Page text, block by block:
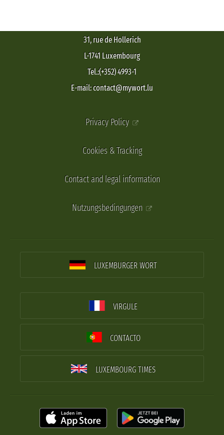
31, rue de Hollerich
L-1741 Luxembourg
Tel.:(+352) 4993-1
E-mail: contact@mywort.lu
Privacy Policy
Cookies & Tracking
Contact and legal information
Nutzungsbedingungen
LUXEMBURGER WORT
VIRGULE
CONTACTO
LUXEMBOURG TIMES